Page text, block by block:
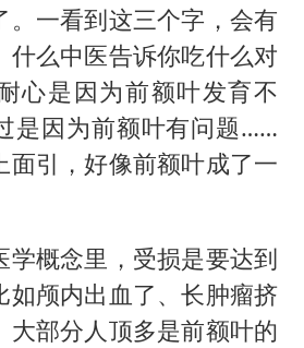
。一看到这三个字，会有
什么中医告诉你吃什么对
心是因为前额叶发育不
是因为前额叶有问题……
面引，好像前额叶成了一
学概念里，受损是要达到
如颅内出血了、长肿瘤挤
大部分人顶多是前额叶的